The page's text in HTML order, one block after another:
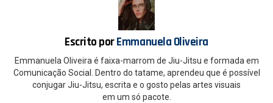
Escrito porEmmanuela Oliveira
Emmanuela Oliveira é faixa-marrom de Jiu-Jitsu e formada em
Comunicação Social. Dentro do tatame, aprendeu que é possível
conjugar Jiu-Jitsu, escrita e o gosto pelas artes visuais
em um só pacote.